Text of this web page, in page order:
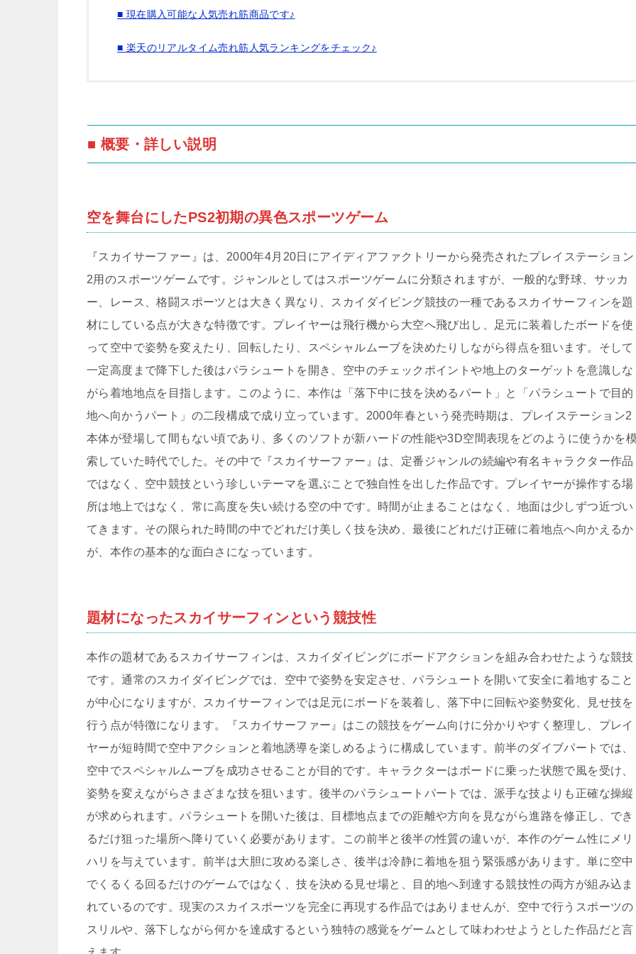
■ 現在購入可能な人気売れ筋商品です♪
■ 楽天のリアルタイム売れ筋人気ランキングをチェック♪
■ 概要・詳しい説明
空を舞台にしたPS2初期の異色スポーツゲーム
『スカイサーファー』は、2000年4月20日にアイディアファクトリーから発売されたプレイステーション
2用のスポーツゲームです。ジャンルとしてはスポーツゲームに分類されますが、一般的な野球、サッカ
ー、レース、格闘スポーツとは大きく異なり、スカイダイビング競技の一種であるスカイサーフィンを題
材にしている点が大きな特徴です。プレイヤーは飛行機から大空へ飛び出し、足元に装着したボードを使
って空中で姿勢を変えたり、回転したり、スペシャルムーブを決めたりしながら得点を狙います。そして
一定高度まで降下した後はパラシュートを開き、空中のチェックポイントや地上のターゲットを意識しな
がら着地地点を目指します。このように、本作は「落下中に技を決めるパート」と「パラシュートで目的
地へ向かうパート」の二段構成で成り立っています。2000年春という発売時期は、プレイステーション2
本体が登場して間もない頃であり、多くのソフトが新ハードの性能や3D空間表現をどのように使うかを
索していた時代でした。その中で『スカイサーファー』は、定番ジャンルの続編や有名キャラクター作品
ではなく、空中競技という珍しいテーマを選ぶことで独自性を出した作品です。プレイヤーが操作する場
所は地上ではなく、常に高度を失い続ける空の中です。時間が止まることはなく、地面は少しずつ近づい
てきます。その限られた時間の中でどれだけ美しく技を決め、最後にどれだけ正確に着地点へ向かえるか
が、本作の基本的な面白さになっています。
題材になったスカイサーフィンという競技性
本作の題材であるスカイサーフィンは、スカイダイビングにボードアクションを組み合わせたような競技
です。通常のスカイダイビングでは、空中で姿勢を安定させ、パラシュートを開いて安全に着地すること
が中心になりますが、スカイサーフィンでは足元にボードを装着し、落下中に回転や姿勢変化、見せ技を
行う点が特徴になります。『スカイサーファー』はこの競技をゲーム向けに分かりやすく整理し、プレイ
ヤーが短時間で空中アクションと着地誘導を楽しめるように構成しています。前半のダイブパートでは、
空中でスペシャルムーブを成功させることが目的です。キャラクターはボードに乗った状態で風を受け、
姿勢を変えながらさまざまな技を狙います。後半のパラシュートパートでは、派手な技よりも正確な操縦
が求められます。パラシュートを開いた後は、目標地点までの距離や方向を見ながら進路を修正し、でき
るだけ狙った場所へ降りていく必要があります。この前半と後半の性質の違いが、本作のゲーム性にメリ
ハリを与えています。前半は大胆に攻める楽しさ、後半は冷静に着地を狙う緊張感があります。単に空中
でくるくる回るだけのゲームではなく、技を決める見せ場と、目的地へ到達する競技性の両方が組み込ま
れているのです。現実のスカイスポーツを完全に再現する作品ではありませんが、空中で行うスポーツの
スリルや、落下しながら何かを達成するという独特の感覚をゲームとして味わわせようとした作品だと言